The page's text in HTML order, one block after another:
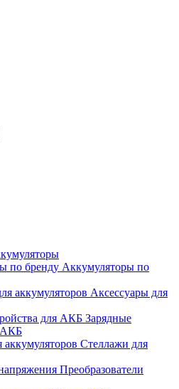
Аккумуляторы по
Аксессуары для
Зарядные
АКБ
Стеллажи для
Преобразователи